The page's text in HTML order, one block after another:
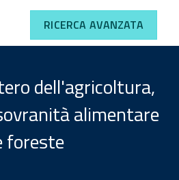
RICERCA AVANZATA
dell'agricoltura,
alimentare
foreste